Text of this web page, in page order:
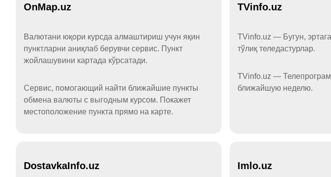
OnMap.uz
Валютани юқори курсда алмаштириш учун яқин
пунктларни аниқлаб берувчи сервис. Пункт
жойлашувини картада кўрсатади.
Сервис, помогающий найти ближайшие пункты
обмена валюты с выгодным курсом. Покажет
местоположение пункта прямо на карте.
TVinfo.uz
TVinfo.uz — Бугун,
тўлиқ теледастурлар.
TVinfo.uz —
ближайшую неделю.
DostavkaInfo.uz Imlo.uz